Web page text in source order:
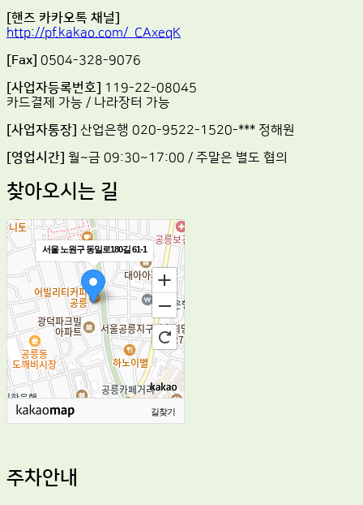
[핸즈 카카오톡 채널]
http://pf.kakao.com/_CAxeqK
[Fax] 0504-328-9076
[사업자등록번호] 119-22-08045
카드결제 가능 / 나라장터 가능
[사업자통장] 산업은행 020-9522-1520-*** 정해원
[영업시간] 월~금 09:30~17:00 / 주말은 별도 협의
찾아오시는 길
서울 노원구 동일로180길 61-1
길찾기
주차안내